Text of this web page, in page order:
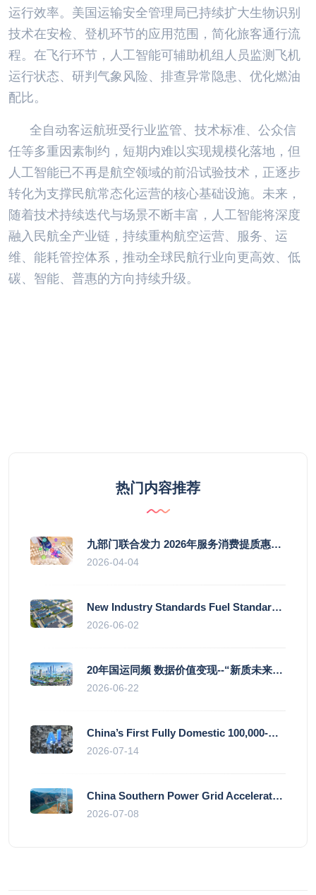
运行效率。美国运输安全管理局已持续扩大生物识别
技术在安检、登机环节的应用范围，简化旅客通行流
程。在飞行环节，人工智能可辅助机组人员监测飞机
运行状态、研判气象风险、排查异常隐患、优化燃油
配比。
全自动客运航班受行业监管、技术标准、公众信
任等多重因素制约，短期内难以实现规模化落地，但
人工智能已不再是航空领域的前沿试验技术，正逐步
转化为支撑民航常态化运营的核心基础设施。未来，
随着技术持续迭代与场景不断丰富，人工智能将深度
融入民航全产业链，持续重构航空运营、服务、运
维、能耗管控体系，推动全球民航行业向更高效、低
碳、智能、普惠的方向持续升级。
热门内容推荐
九部门联合发力 2026年服务消费提质惠民行动启幕
2026-04-04
New Industry Standards Fuel Standardised and Scaled Growth of China’s Embodied Intelligence Sector
2026-06-02
20年国运同频 数据价值变现--“新质未来”平台开启产业通证新时代
2026-06-22
China’s First Fully Domestic 100,000-Card AI Supercluster Launched in Zhengzhou, Integrated Into National Supercomputing Internet
2026-07-14
China Southern Power Grid Accelerates Grid Works to Secure Summer Power Supply Across Southern Provinces
2026-07-08